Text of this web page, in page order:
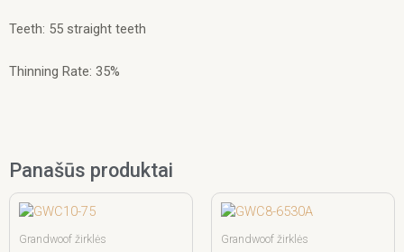
Teeth: 55 straight teeth
Thinning Rate: 35%
Panašūs produktai
Grandwoof žirklės Grandwoof žirklės